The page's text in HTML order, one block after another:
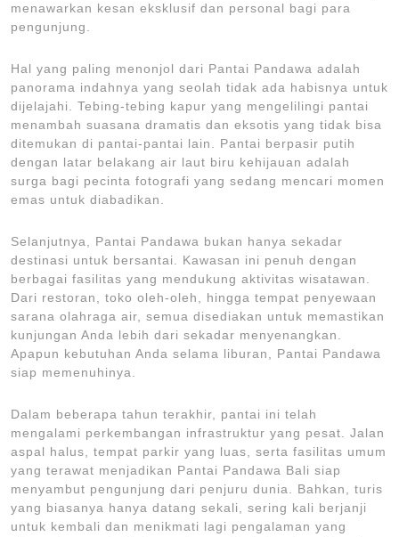
menawarkan kesan eksklusif dan personal bagi para
pengunjung.
Hal yang paling menonjol dari Pantai Pandawa adalah
panorama indahnya yang seolah tidak ada habisnya untuk
dijelajahi. Tebing-tebing kapur yang mengelilingi pantai
menambah suasana dramatis dan eksotis yang tidak bisa
ditemukan di pantai-pantai lain. Pantai berpasir putih
dengan latar belakang air laut biru kehijauan adalah
surga bagi pecinta fotografi yang sedang mencari momen
emas untuk diabadikan.
Selanjutnya, Pantai Pandawa bukan hanya sekadar
destinasi untuk bersantai. Kawasan ini penuh dengan
berbagai fasilitas yang mendukung aktivitas wisatawan.
Dari restoran, toko oleh-oleh, hingga tempat penyewaan
sarana olahraga air, semua disediakan untuk memastikan
kunjungan Anda lebih dari sekadar menyenangkan.
Apapun kebutuhan Anda selama liburan, Pantai Pandawa
siap memenuhinya.
Dalam beberapa tahun terakhir, pantai ini telah
mengalami perkembangan infrastruktur yang pesat. Jalan
aspal halus, tempat parkir yang luas, serta fasilitas umum
yang terawat menjadikan Pantai Pandawa Bali siap
menyambut pengunjung dari penjuru dunia. Bahkan, turis
yang biasanya hanya datang sekali, sering kali berjanji
untuk kembali dan menikmati lagi pengalaman yang